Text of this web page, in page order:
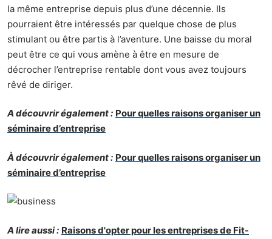
la même entreprise depuis plus d’une décennie. Ils
pourraient être intéressés par quelque chose de plus
stimulant ou être partis à l’aventure. Une baisse du moral
peut être ce qui vous amène à être en mesure de
décrocher l’entreprise rentable dont vous avez toujours
rêvé de diriger.
A découvrir également : Pour quelles raisons organiser un
séminaire d’entreprise
À découvrir également : Pour quelles raisons organiser un
séminaire d’entreprise
A lire aussi : Raisons d'opter pour les entreprises de Fit-